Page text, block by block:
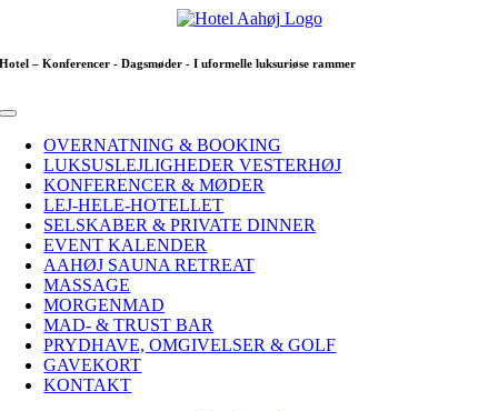
content
Hotel – Konferencer - Dagsmøder - I uformelle luksuriøse rammer
Toggle
NavigationOVERNATNING & BOOKING
LUKSUSLEJLIGHEDER VESTERHØJ
KONFERENCER & MØDER
LEJ-HELE-HOTELLET
SELSKABER & PRIVATE DINNER
EVENT KALENDER
AAHØJ SAUNA RETREAT
MASSAGE
MORGENMAD
MAD- & TRUST BAR
PRYDHAVE, OMGIVELSER & GOLF
GAVEKORT
KONTAKT